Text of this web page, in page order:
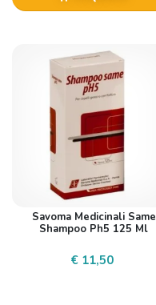
Savoma Medicinali Same
Shampoo Ph5 125 Ml
€ 11,50